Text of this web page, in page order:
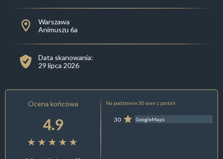
Warszawa
Animuszu 6a
Data skanowania:
29 lipca 2026
Ocena końcowa
4.9
Na podstawie 30 ocen z portali:
30 GoogleMaps